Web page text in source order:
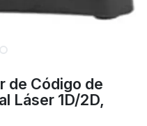
de Código de
Láser 1D/2D,